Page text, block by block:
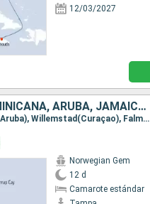
12/03/2027
ESTADOS UNIDOS, BAHAMAS, REPÚBLICA DOMINICANA, ARUBA, JAMAICA, ISLAS CAIMÁN
Itinerario : Tampa, Great Stirrup Cay, Cabo Rojo, Oranjestad (Aruba), Willemstad(Curaçao), Falmouth, Georgetown Islas Caiman, Tampa
Norwegian Gem
12 d
Camarote estándar